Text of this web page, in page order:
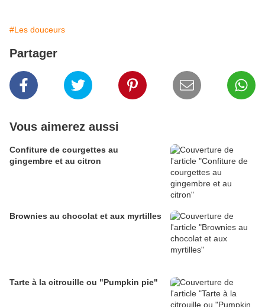
#Les douceurs
Partager
Vous aimerez aussi
Confiture de courgettes au
gingembre et au citron
Brownies au chocolat et aux myrtilles
Tarte à la citrouille ou "Pumpkin pie"